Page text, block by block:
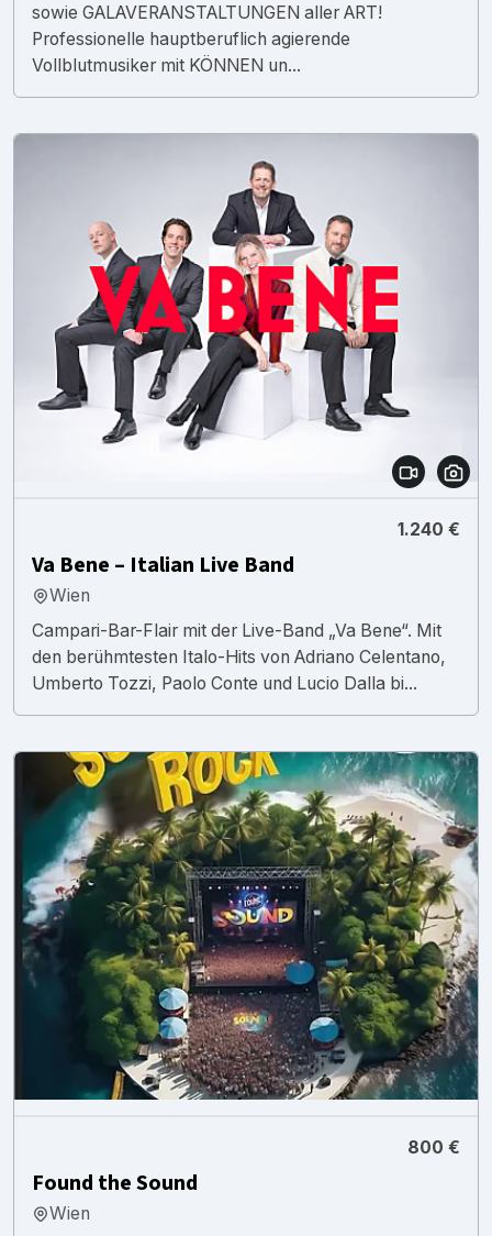
sowie GALAVERANSTALTUNGEN aller ART!
Professionelle hauptberuflich agierende
Vollblutmusiker mit KÖNNEN un...
1.240 €
Va Bene – Italian Live Band
Wien
Campari-Bar-Flair mit der Live-Band „Va Bene“. Mit
den berühmtesten Italo-Hits von Adriano Celentano,
Umberto Tozzi, Paolo Conte und Lucio Dalla bi...
800 €
Found the Sound
Wien